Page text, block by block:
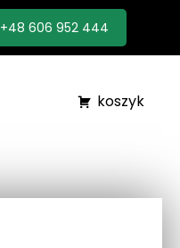
+48 606 952 444
koszyk